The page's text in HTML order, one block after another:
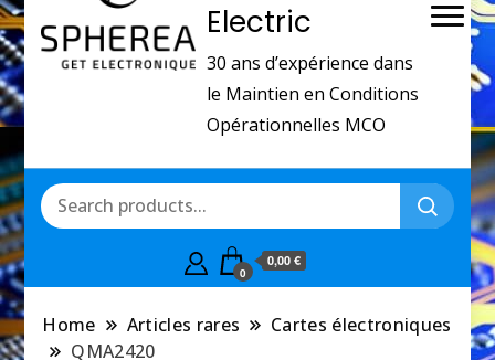
Electric
30 ans d’expérience dans
le Maintien en Conditions
Opérationnelles MCO
0
0,00 €
Home Articles rares
Cartes électroniques
QMA2420